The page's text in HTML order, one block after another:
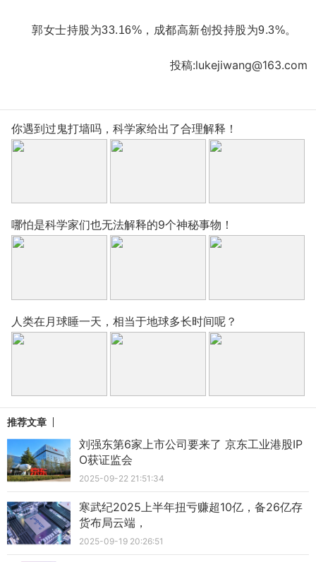
郭女士持股为33.16%，成都高新创投持股为9.3%。
投稿:lukejiwang@163.com
你遇到过鬼打墙吗，科学家给出了合理解释！
哪怕是科学家们也无法解释的9个神秘事物！
人类在月球睡一天，相当于地球多长时间呢？
推荐文章
刘强东第6家上市公司要来了 京东工业港股IP
O获证监会
2025-09-22 21:51:34
寒武纪2025上半年扭亏赚超10亿，备26亿存
货布局云端，
2025-09-19 20:26:51